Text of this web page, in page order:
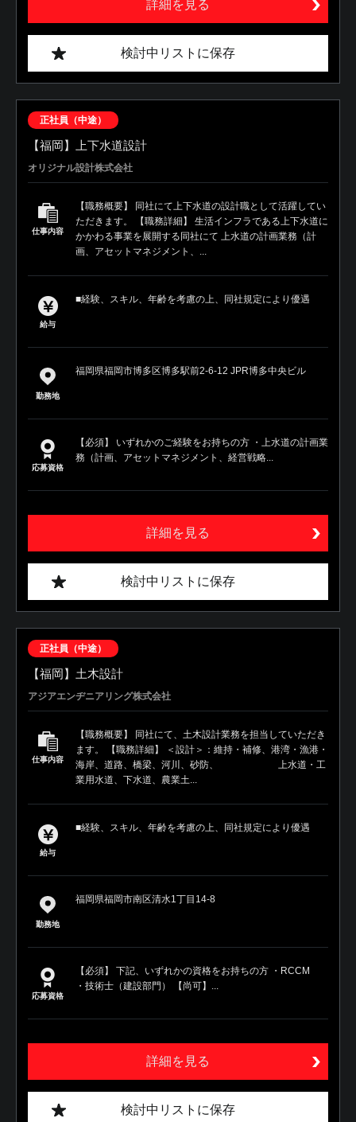
詳細を見る
検討中リストに保存
正社員（中途）
【福岡】上下水道設計
オリジナル設計株式会社
仕事内容
【職務概要】 同社にて上下水道の設計職として活躍してい
ただきます。 【職務詳細】 生活インフラである上下水道に
かかわる事業を展開する同社にて 上水道の計画業務（計
画、アセットマネジメント、...
給与
■経験、スキル、年齢を考慮の上、同社規定により優遇
勤務地
福岡県福岡市博多区博多駅前2-6-12 JPR博多中央ビル
応募資格
【必須】 いずれかのご経験をお持ちの方 ・上水道の計画業
務（計画、アセットマネジメント、経営戦略...
詳細を見る
検討中リストに保存
正社員（中途）
【福岡】土木設計
アジアエンヂニアリング株式会社
仕事内容
【職務概要】 同社にて、土木設計業務を担当していただき
ます。 【職務詳細】 ＜設計＞：維持・補修、港湾・漁港・
海岸、道路、橋梁、河川、砂防、 上水道・工
業用水道、下水道、農業土...
給与
■経験、スキル、年齢を考慮の上、同社規定により優遇
勤務地
福岡県福岡市南区清水1丁目14-8
応募資格
【必須】 下記、いずれかの資格をお持ちの方 ・RCCM
・技術士（建設部門） 【尚可】...
詳細を見る
検討中リストに保存